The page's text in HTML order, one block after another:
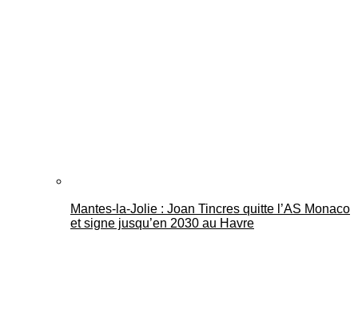
Mantes-la-Jolie : Joan Tincres quitte l’AS Monaco
et signe jusqu’en 2030 au Havre